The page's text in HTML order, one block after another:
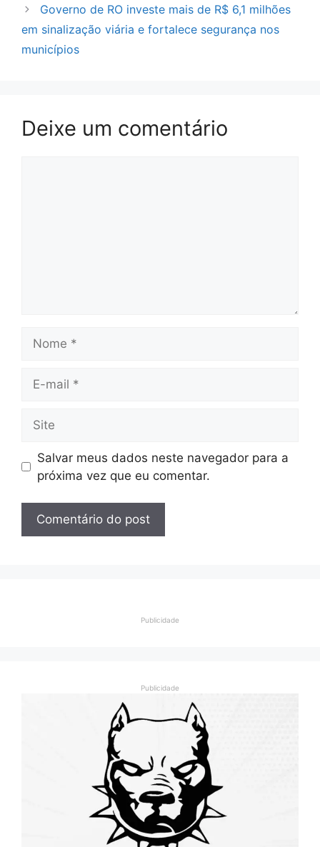
Governo de RO investe mais de R$ 6,1 milhões
em sinalização viária e fortalece segurança nos
municípios
Deixe um comentário
mail
Salvar meus dados neste navegador para a
próxima vez que eu comentar.
Publicidade
Publicidade